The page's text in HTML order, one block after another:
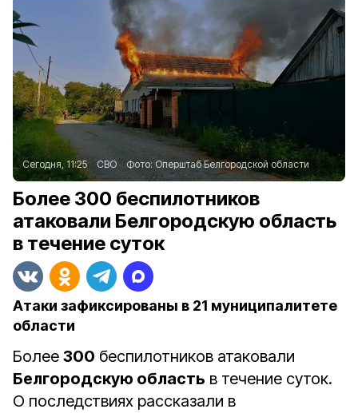
Сегодня, 11:25 СВО Фото:Оперштаб Белгородской области
Более 300 беспилотников
атаковали Белгородскую область
в течение суток
Атаки зафиксированы в 21 муниципалитете
области
Более 300 беспилотников атаковали
Белгородскую область в течение суток.
О последствиях рассказали в